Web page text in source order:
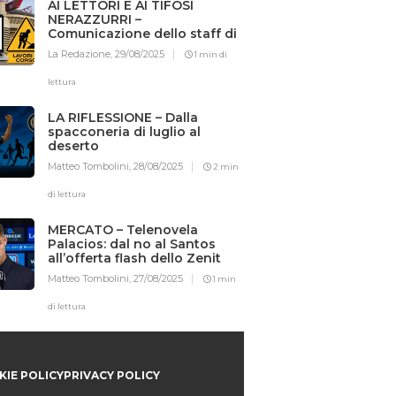
AI LETTORI E AI TIFOSI
NERAZZURRI –
Comunicazione dello staff di
Iotifointer.it
La Redazione, 29/08/2025 1 min di
lettura
LA RIFLESSIONE – Dalla
spacconeria di luglio al
deserto
Matteo Tombolini, 28/08/2025 2 min
di lettura
MERCATO – Telenovela
Palacios: dal no al Santos
all’offerta flash dello Zenit
Matteo Tombolini, 27/08/2025 1 min
di lettura
POLICYPRIVACY POLICY